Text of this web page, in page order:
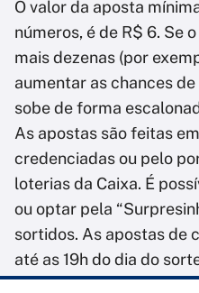
O valor da aposta
números, é de R$ 6. Se
mais dezenas (por
aumentar as chances
sobe de forma
As apostas são feitas
credenciadas ou pelo
loterias da Caixa. É
ou optar pela
sortidos. As apostas de
até as 19h do dia do